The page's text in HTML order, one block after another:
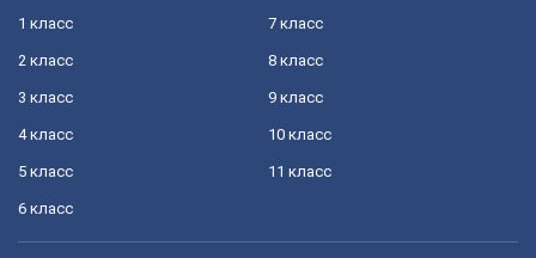
1 класс
2 класс
3 класс
4 класс
5 класс
6 класс
7 класс
8 класс
9 класс
10 класс
11 класс